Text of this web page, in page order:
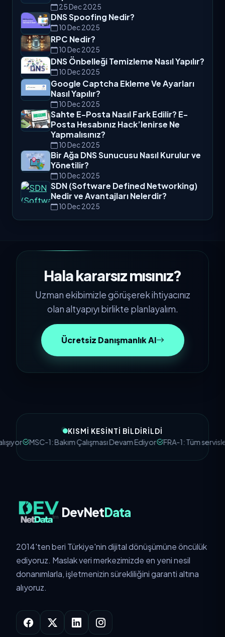
25 Dec 2025
DNS Spoofing Nedir?
10 Dec 2025
RPC Nedir?
10 Dec 2025
DNS Önbelleği Temizleme Nasıl Yapılır?
10 Dec 2025
Google Captcha Ekleme Ve Ayarları
Nasıl Yapılır?
10 Dec 2025
Sahte E-Posta Nasıl Fark Edilir? E-
Posta Hesabınız Hack’lenirse Ne
Yapmalısınız?
10 Dec 2025
Bir Ağa DNS Sunucusu Nasıl Kurulur ve
Yönetilir?
10 Dec 2025
SDN (Software Defined Networking)
Nedir ve Avantajları Nelerdir?
10 Dec 2025
Hala kararsız mısınız?
Uzman ekibimizle görüşerek ihtiyacınız
olan altyapıyı birlikte planlayalım.
Ücretsiz Danışmanlık Al
KISMI KESINTI BILDIRILDI
MSC-1: Bakım Çalışması Devam Ediyor FRA-1: Tüm servisler
DevNetData
2014'ten beri Türkiye'nin dijital dönüşümüne öncülük
ediyoruz. Maslak veri merkezimizde en yeni nesil
donanımlarla, işletmenizin sürekliliğini garanti altına
alıyoruz.